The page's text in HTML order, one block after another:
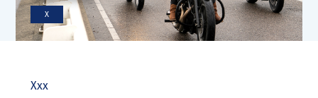
X
Xxx